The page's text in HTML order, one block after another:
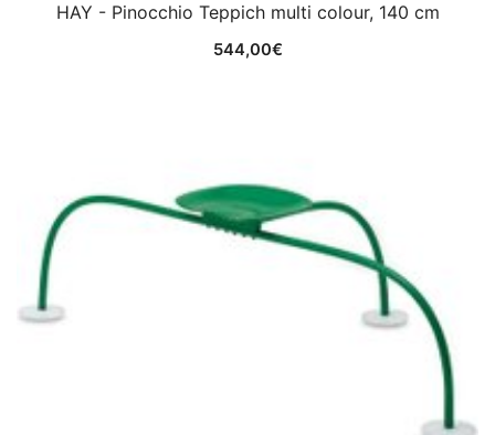
HAY - Pinocchio Teppich multi colour, 140 cm
544,00€